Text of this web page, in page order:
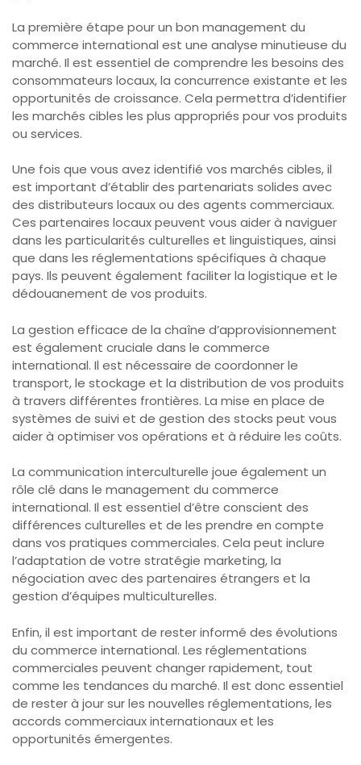
La première étape pour un bon management du
commerce international est une analyse minutieuse du
marché. Il est essentiel de comprendre les besoins des
consommateurs locaux, la concurrence existante et les
opportunités de croissance. Cela permettra d’identifier
les marchés cibles les plus appropriés pour vos produits
ou services.
Une fois que vous avez identifié vos marchés cibles, il
est important d’établir des partenariats solides avec
des distributeurs locaux ou des agents commerciaux.
Ces partenaires locaux peuvent vous aider à naviguer
dans les particularités culturelles et linguistiques, ainsi
que dans les réglementations spécifiques à chaque
pays. Ils peuvent également faciliter la logistique et le
dédouanement de vos produits.
La gestion efficace de la chaîne d’approvisionnement
est également cruciale dans le commerce
international. Il est nécessaire de coordonner le
transport, le stockage et la distribution de vos produits
à travers différentes frontières. La mise en place de
systèmes de suivi et de gestion des stocks peut vous
aider à optimiser vos opérations et à réduire les coûts.
La communication interculturelle joue également un
rôle clé dans le management du commerce
international. Il est essentiel d’être conscient des
différences culturelles et de les prendre en compte
dans vos pratiques commerciales. Cela peut inclure
l’adaptation de votre stratégie marketing, la
négociation avec des partenaires étrangers et la
gestion d’équipes multiculturelles.
Enfin, il est important de rester informé des évolutions
du commerce international. Les réglementations
commerciales peuvent changer rapidement, tout
comme les tendances du marché. Il est donc essentiel
de rester à jour sur les nouvelles réglementations, les
accords commerciaux internationaux et les
opportunités émergentes.